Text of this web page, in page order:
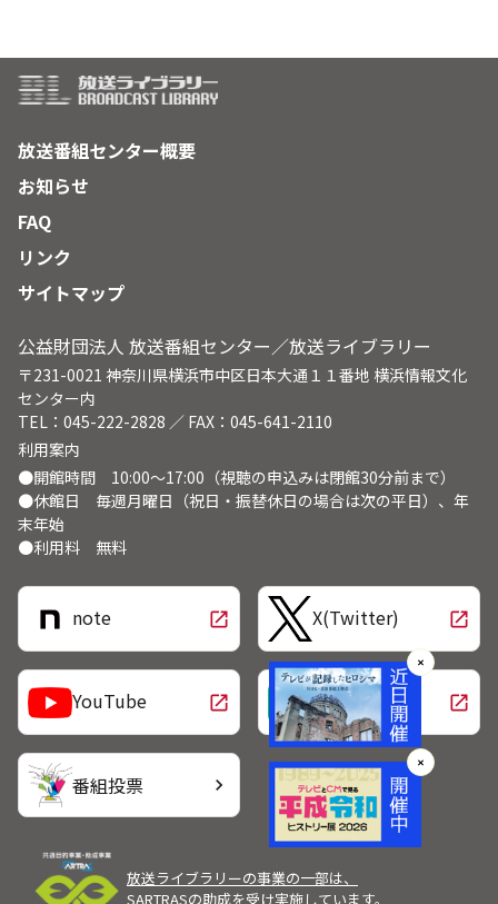
放送番組センター概要
お知らせ
FAQ
リンク
サイトマップ
公益財団法人 放送番組センター／放送ライブラリー
〒231-0021 神奈川県横浜市中区日本大通１１番地 横浜情報文化
センター内
TEL：045-222-2828 ／ FAX：045-641-2110
利用案内
●開館時間 10:00～17:00（視聴の申込みは閉館30分前まで）
●休館日 毎週月曜日（祝日・振替休日の場合は次の平日）、年
末年始
●利用料 無料
note open_in_new X(Twitter) open_in_new
YouTube open_in_new LINE open_in_new
番組投票 chevron_right
放送ライブラリーの事業の一部は、
SARTRASの助成を受け実施しています。
✕
✕